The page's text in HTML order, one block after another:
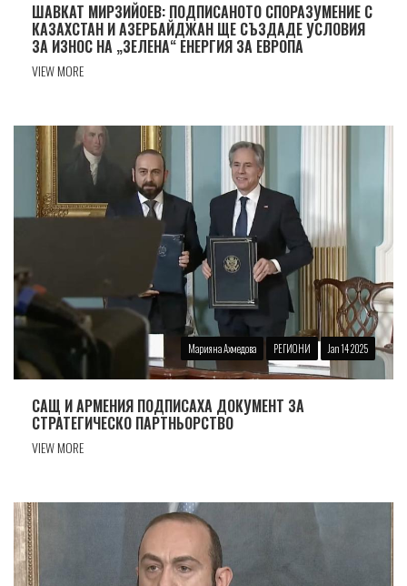
ШАВКАТ МИРЗИЙОЕВ: ПОДПИСАНОТО СПОРАЗУМЕНИЕ С
КАЗАХСТАН И АЗЕРБАЙДЖАН ЩЕ СЪЗДАДЕ УСЛОВИЯ
ЗА ИЗНОС НА „ЗЕЛЕНА“ ЕНЕРГИЯ ЗА ЕВРОПА
VIEW MORE
Марияна Ахмедова РЕГИОНИ Jan 14 2025
САЩ И АРМЕНИЯ ПОДПИСАХА ДОКУМЕНТ ЗА
СТРАТЕГИЧЕСКО ПАРТНЬОРСТВО
VIEW MORE